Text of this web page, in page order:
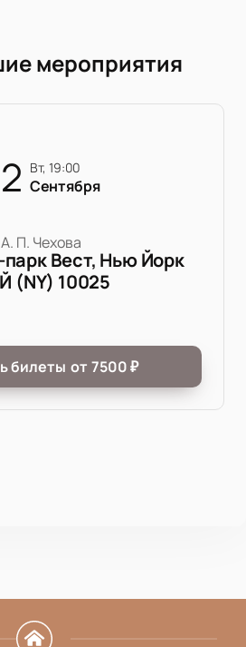
мероприятия
вт, 19:00
Сентября
П. Чехова
Вест, Нью Йорк
(NY) 10025
билеты от 7500₽